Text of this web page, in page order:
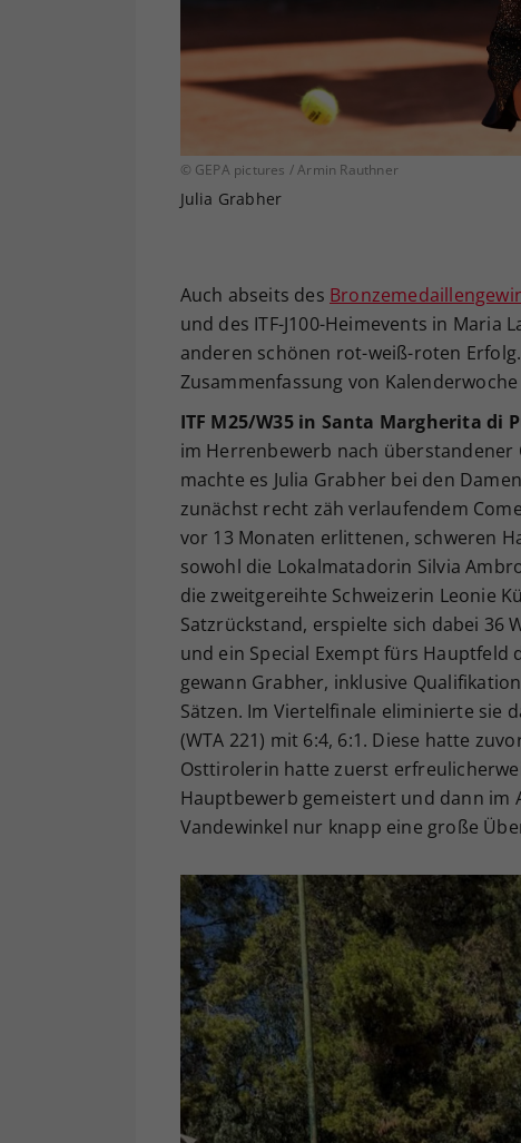
© GEPA pictures / Armin Rauthner
Julia Grabher
Auch abseits des
und des ITF-J100-Heimevents in Maria
anderen schönen rot-weiß-roten
Zusammenfassung von Kalenderwoche
ITF M25/W35 in Santa Margherita di
im Herrenbewerb nach
machte es Julia Grabher bei den
zunächst recht zäh verlaufendem
vor 13 Monaten erlittenen, schweren
sowohl die Lokalmatadorin Silvia
die zweitgereihte Schweizerin Leonie
Satzrückstand, erspielte sich dabei 36
und ein Special Exempt fürs Hauptfeld
gewann Grabher, inklusive
Sätzen. Im Viertelfinale eliminierte sie
(WTA 221) mit 6:4, 6:1. Diese hatte
Osttirolerin hatte zuerst
Hauptbewerb gemeistert und dann im
Vandewinkel nur knapp eine große